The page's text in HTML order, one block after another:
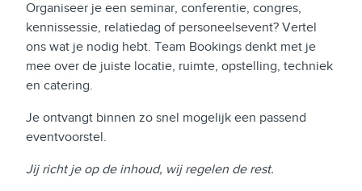
Organiseer je een seminar, conferentie, congres,
kennissessie, relatiedag of personeelsevent? Vertel
ons wat je nodig hebt. Team Bookings denkt met je
mee over de juiste locatie, ruimte, opstelling, techniek
en catering.
Je ontvangt binnen zo snel mogelijk een passend
eventvoorstel.
Jij richt je op de inhoud, wij regelen de rest.